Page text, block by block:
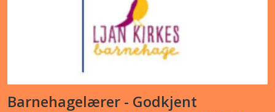
Barnehagelærer - Godkjent